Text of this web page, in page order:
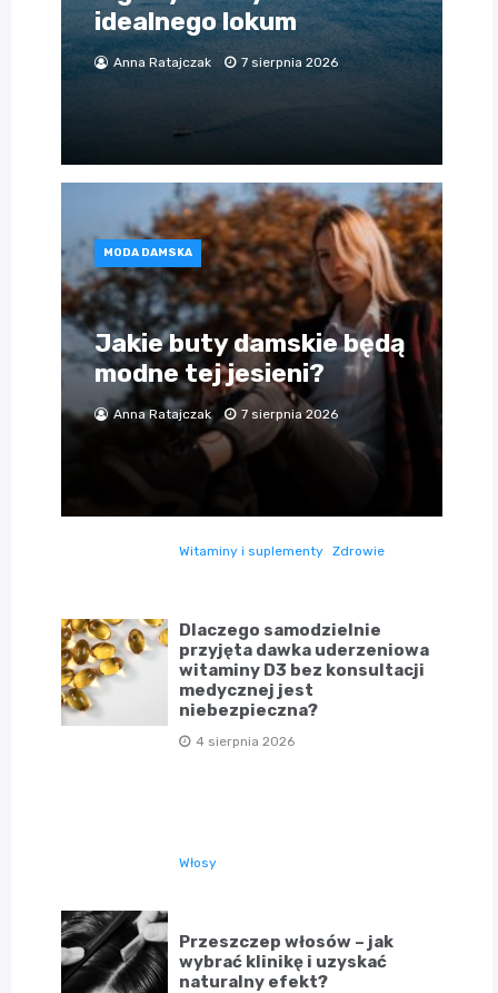
idealnego lokum
Anna Ratajczak 7 sierpnia 2026
MODA DAMSKA
Jakie buty damskie będą
modne tej jesieni?
Anna Ratajczak 7 sierpnia 2026
Witaminy i suplementy Zdrowie
Dlaczego samodzielnie
przyjęta dawka uderzeniowa
witaminy D3 bez konsultacji
medycznej jest
niebezpieczna?
4 sierpnia 2026
Włosy
Przeszczep włosów – jak
wybrać klinikę i uzyskać
naturalny efekt?